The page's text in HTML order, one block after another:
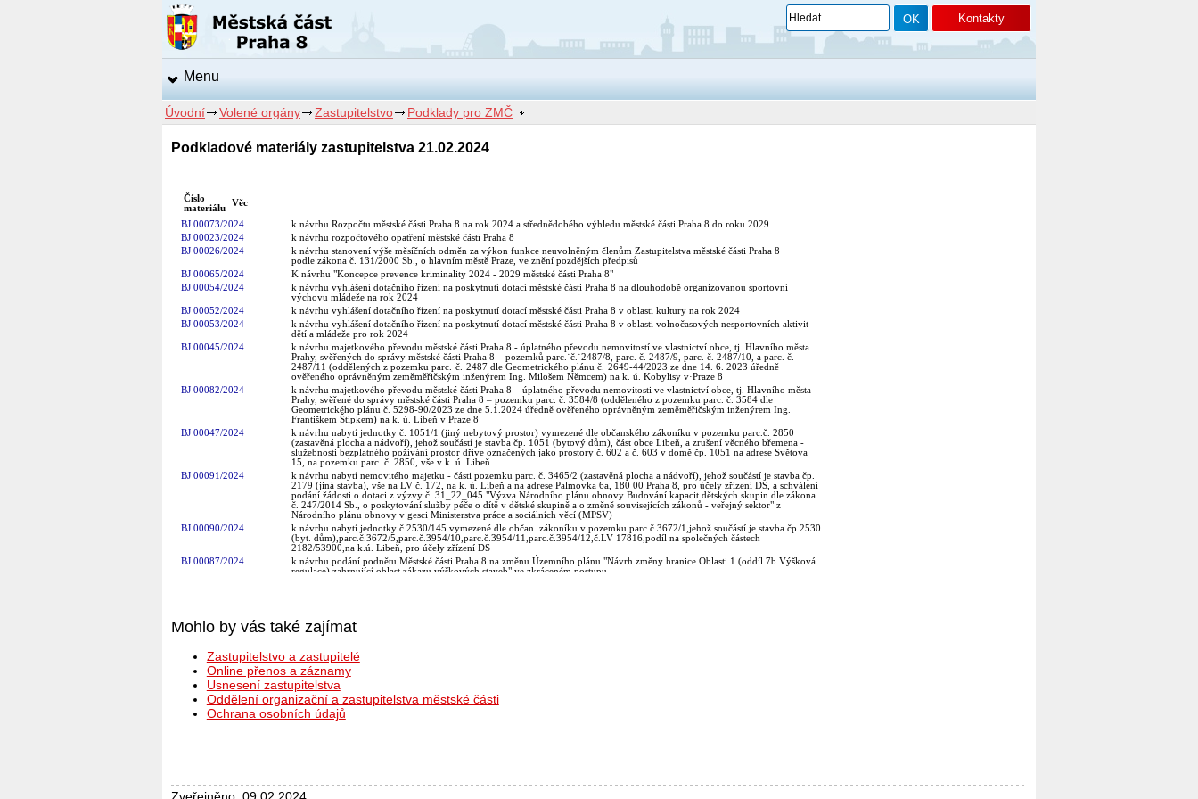
Kontakty
Menu
Úvodní Volené orgány Zastupitelstvo Podklady pro ZMČ
Podkladové materiály zastupitelstva 21.02.2024
Mohlo by vás také zajímat
Zastupitelstvo a zastupitelé
Online přenos a záznamy
Usnesení zastupitelstva
Oddělení organizační a zastupitelstva městské části
Ochrana osobních údajů
Zveřejněno: 09.02.2024